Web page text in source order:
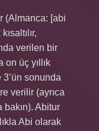
(Almanca: [abi
verilen bir
üç yıllık
sonunda
verilir (ayrıca
bakın). Abitur
Abi olarak